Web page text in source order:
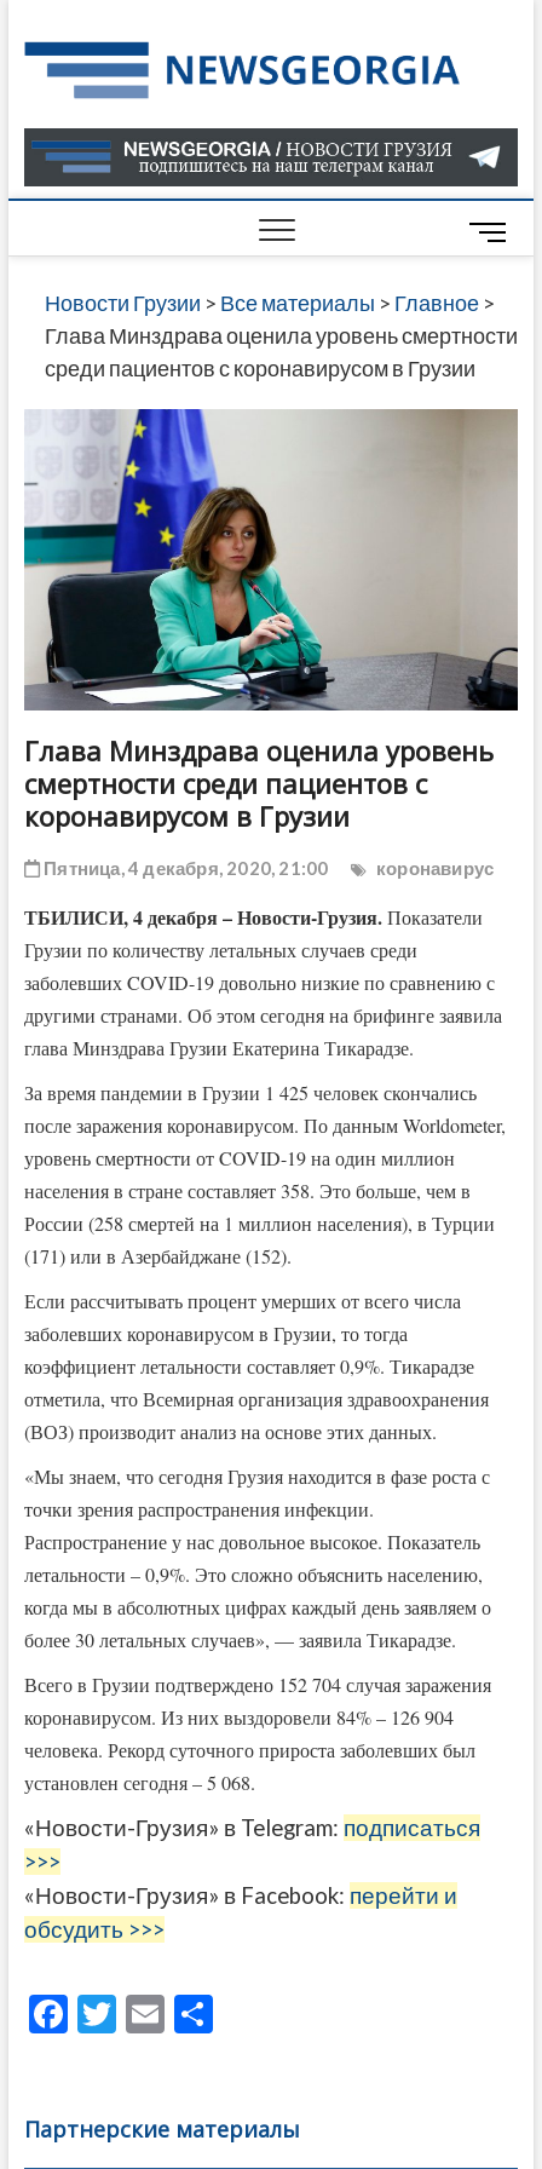
to
content
О
В
ГРУЗИИ
САЙТЕ
M
e
n
u
Новости Грузии > Все материалы > Главное>
Глава Минздрава оценила уровень смертности
среди пациентов с коронавирусом в Грузии
Глава Минздрава оценила уровень
смертности среди пациентов с
коронавирусом в Грузии
Пятница, 4 декабря, 2020, 21:00 коронавирус
ТБИЛИСИ, 4 декабря – Новости-Грузия.Показатели
Грузии по количеству летальных случаев среди
заболевших COVID-19 довольно низкие по сравнению с
другими странами. Об этом сегодня на брифинге заявила
глава Минздрава Грузии Екатерина Тикарадзе.
За время пандемии в Грузии 1 425 человек скончались
после заражения коронавирусом. По данным Worldometer,
уровень смертности от COVID-19 на один миллион
населения в стране составляет 358. Это больше, чем в
России (258 смертей на 1 миллион населения), в Турции
(171) или в Азербайджане (152).
Если рассчитывать процент умерших от всего числа
заболевших коронавирусом в Грузии, то тогда
коэффициент летальности составляет 0,9%. Тикарадзе
отметила, что Всемирная организация здравоохранения
(ВОЗ) производит анализ на основе этих данных.
«Мы знаем, что сегодня Грузия находится в фазе роста с
точки зрения распространения инфекции.
Распространение у нас довольное высокое. Показатель
летальности – 0,9%. Это сложно объяснить населению,
когда мы в абсолютных цифрах каждый день заявляем о
более 30 летальных случаев», — заявила Тикарадзе.
Всего в Грузии подтверждено 152 704 случая заражения
коронавирусом. Из них выздоровели 84% – 126 904
человека. Рекорд суточного прироста заболевших был
установлен сегодня – 5 068.
«Новости-Грузия» в Telegram: подписаться
>>>
«Новости-Грузия» в Facebook: перейти и
обсудить >>>
F
b
T
er
E
l
О
а
Партнерские материалы